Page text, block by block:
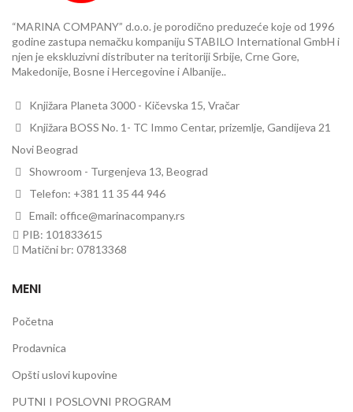
“MARINA COMPANY” d.o.o. je porodično preduzeće koje od 1996
godine zastupa nemačku kompaniju STABILO International GmbH i
njen je ekskluzivni distributer na teritoriji Srbije, Crne Gore,
Makedonije, Bosne i Hercegovine i Albanije..
Knjižara Planeta 3000 - Kičevska 15, Vračar
Knjižara BOSS No. 1- TC Immo Centar, prizemlje, Gandijeva 21
Novi Beograd
Showroom - Turgenjeva 13, Beograd
Telefon: +381 11 35 44 946
Email: office@marinacompany.rs
PIB: 101833615
Matični br: 07813368
MENI
Početna
Prodavnica
Opšti uslovi kupovine
PUTNI I POSLOVNI PROGRAM